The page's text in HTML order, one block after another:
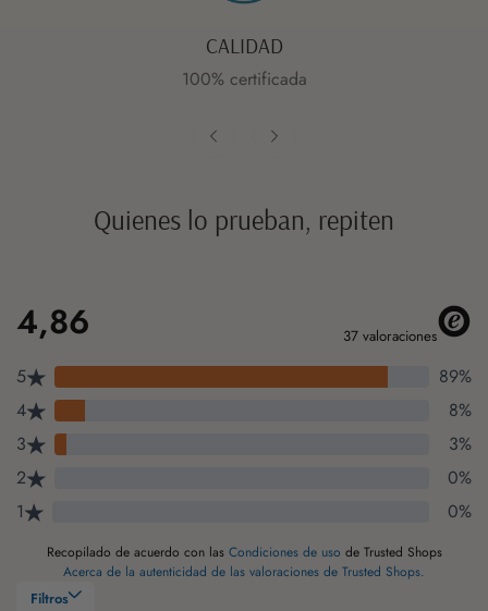
CALIDAD
100% certificada
Quienes lo prueban, repiten